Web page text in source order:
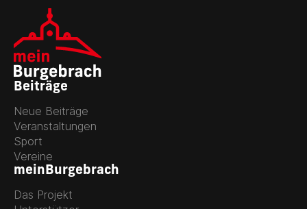
Beiträge
Neue Beiträge
Veranstaltungen
Sport
Vereine
meinBurgebrach
Das Projekt